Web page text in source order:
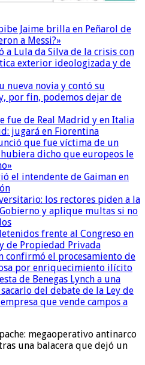
Jaime brilla en Peñarol de
a Messi?»
a Lula da Silva de la crisis con
exterior ideologizada y de
nueva novia y contó su
por fin, podemos dejar de
fue de Real Madrid y en Italia
jugará en Fiorentina
que fue víctima de un
dicho que europeos le
el intendente de Gaiman en
los rectores piden a la
y aplique multas si no
frente al Congreso en
de Propiedad Privada
confirmó el procesamiento de
por enriquecimiento ilícito
de Benegas Lynch a una
del debate de la Ley de
que vende campos a
megaoperativo antinarco
una balacera que dejó un